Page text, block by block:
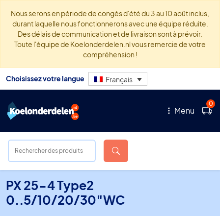
Nous serons en période de congés d'été du 3 au 10 août inclus,
durant laquelle nous fonctionnerons avec une équipe réduite.
Des délais de communication et de livraison sont à prévoir.
Toute l'équipe de Koelonderdelen.nl vous remercie de votre
compréhension !
Choisissez votre langue Français
Menu
0
PX 25-4 Type2
0..5/10/20/30″WC